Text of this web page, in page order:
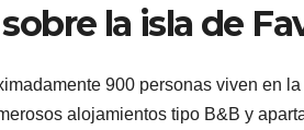
la isla de
900 personas viven en
alojamientos tipo B&B y